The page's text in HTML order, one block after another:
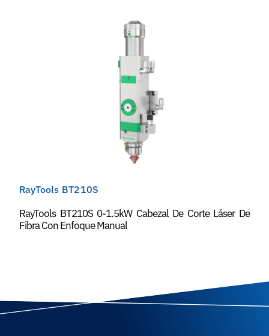
RayTools BT210S
RayTools BT210S 0-1.5kW Cabezal De Corte Láser De
Fibra Con Enfoque Manual